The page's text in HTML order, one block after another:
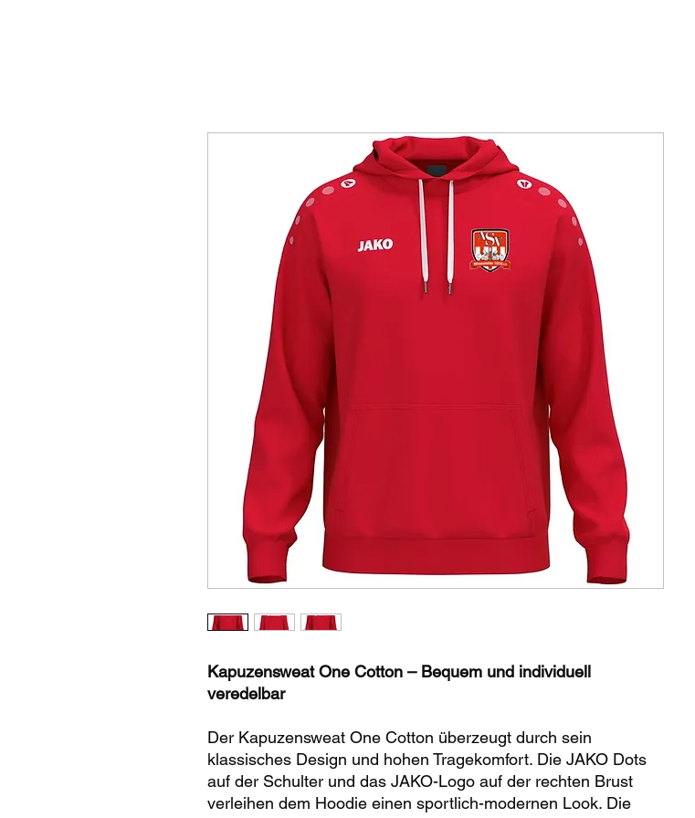
Kapuzensweat One Cotton – Bequem und individuell
veredelbar
Der Kapuzensweat One Cotton überzeugt durch sein
klassisches Design und hohen Tragekomfort. Die JAKO Dots
auf der Schulter und das JAKO-Logo auf der rechten Brust
verleihen dem Hoodie einen sportlich-modernen Look. Die